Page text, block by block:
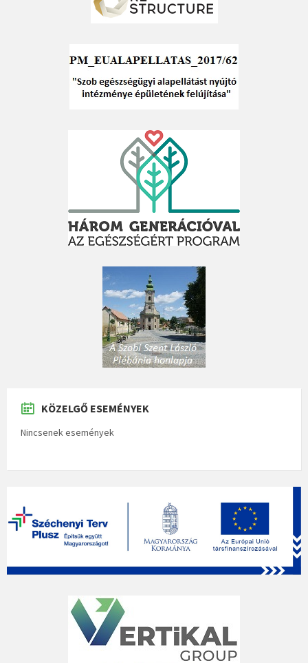
KÖZELGŐ ESEMÉNYEK
Nincsenek események